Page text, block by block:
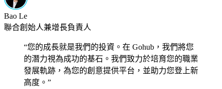
Bao Le
聯合創始人兼增長負責人
“您的成長就是我們的投資。在 Gohub，我們將您
的潛力視為成功的基石。我們致力於培育您的職業
發展軌跡，為您的創意提供平台，並助力您登上新
高度。 ”